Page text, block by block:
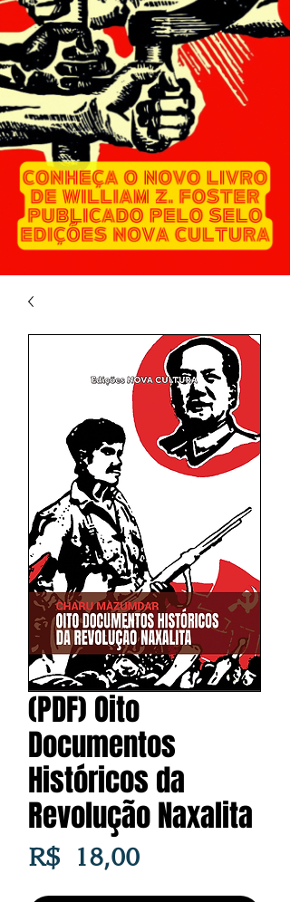
(PDF) Oito
Documentos
Históricos da
Revolução Naxalita
R$ 18,00Preço